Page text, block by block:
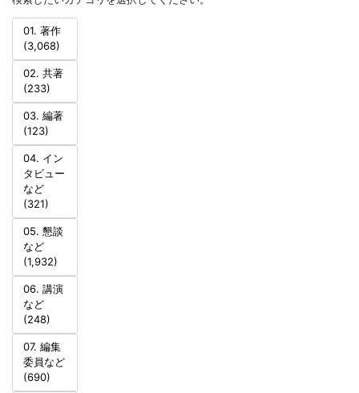
01. 著作
(3,068)
02. 共著
(233)
03. 編著
(123)
04. イン
タビュー
など
(321)
05. 懇談
など
(1,932)
06. 講演
など
(248)
07. 編集
委員など
(690)